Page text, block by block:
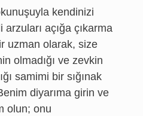
kendinizi
arzuları açığa çıkarma
uzman olarak, size
olmadığı ve zevkin
samimi bir sığınak
diyarıma girin ve
olun; onu